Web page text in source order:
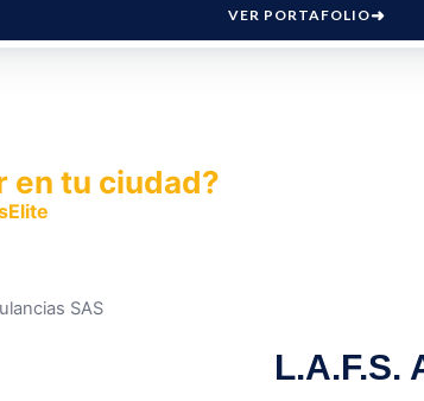
VER PORTAFOLIO
en tu ciudad?
SAS
L.A.F.S.